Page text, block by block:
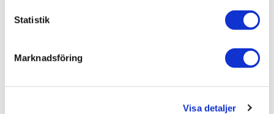
Statistik
Marknadsföring
Visa detaljer
Tapwell TA5040 Light Copper